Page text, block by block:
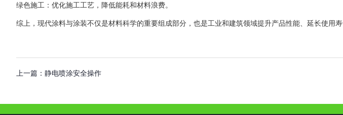
绿色施工：优化施工工艺，降低能耗和材料浪费。
综上，现代涂料与涂装不仅是材料科学的重要组成部分，也是工业和建筑领域提升产品性能、延长使用寿
上一篇： 静电喷涂安全操作